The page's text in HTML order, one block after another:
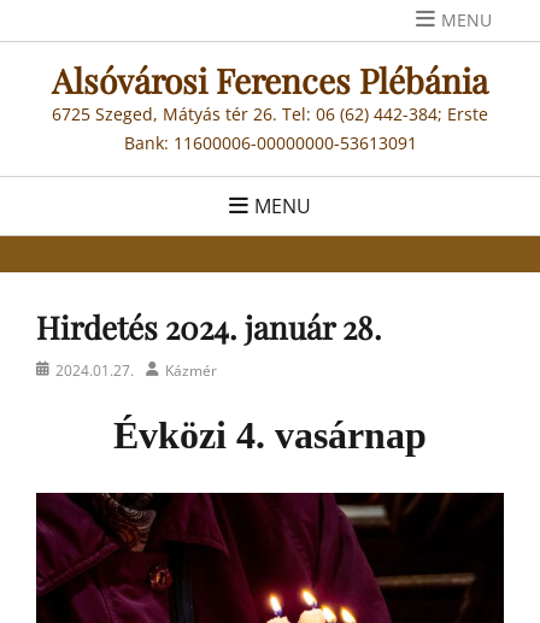
to
content
MENU
Alsóvárosi Ferences Plébánia
6725 Szeged, Mátyás tér 26. Tel: 06 (62) 442-384; Erste
Bank: 11600006-00000000-53613091
MENU
Hirdetés 2024. január 28.
Posted2024.01.27. AuthorKázmér
Évközi 4. vasárnap